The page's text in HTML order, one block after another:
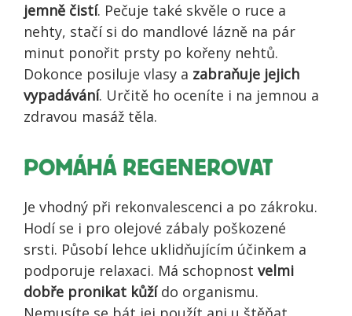
jemně čistí. Pečuje také skvěle o ruce a
nehty, stačí si do mandlové lázně na pár
minut ponořit prsty po kořeny nehtů.
Dokonce posiluje vlasy a zabraňuje jejich
vypadávání. Určitě ho oceníte i na jemnou a
zdravou masáž těla.
POMÁHÁ REGENEROVAT
Je vhodný při rekonvalescenci a po zákroku.
Hodí se i pro olejové zábaly poškozené
srsti. Působí lehce uklidňujícím účinkem a
podporuje relaxaci. Má schopnost velmi
dobře pronikat kůžído organismu.